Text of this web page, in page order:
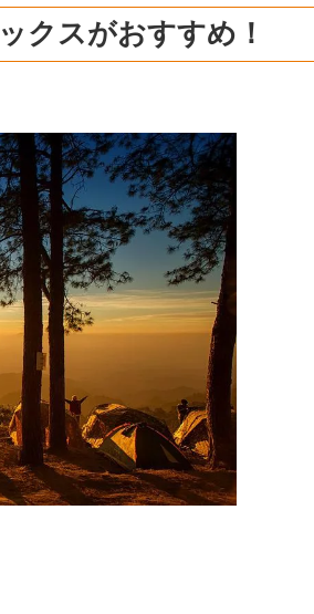
クスがおすすめ！